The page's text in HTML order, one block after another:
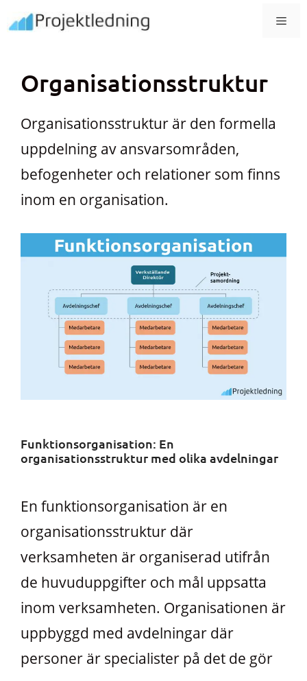
Hoppa
till
Organisationsstruktur
Organisationsstruktur är den formella
uppdelning av ansvarsområden,
befogenheter och relationer som finns
inom en organisation.
Funktionsorganisation: En
organisationsstruktur med olika avdelningar
En funktionsorganisation är en
organisationsstruktur där
verksamheten är organiserad utifrån
de huvuduppgifter och mål uppsatta
inom verksamheten. Organisationen är
uppbyggd med avdelningar där
personer är specialister på det de gör